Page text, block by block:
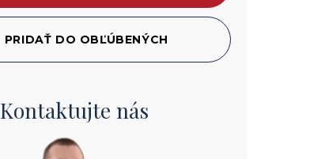
PRIDAŤ DO OBĽÚBENÝCH
Kontaktujte nás